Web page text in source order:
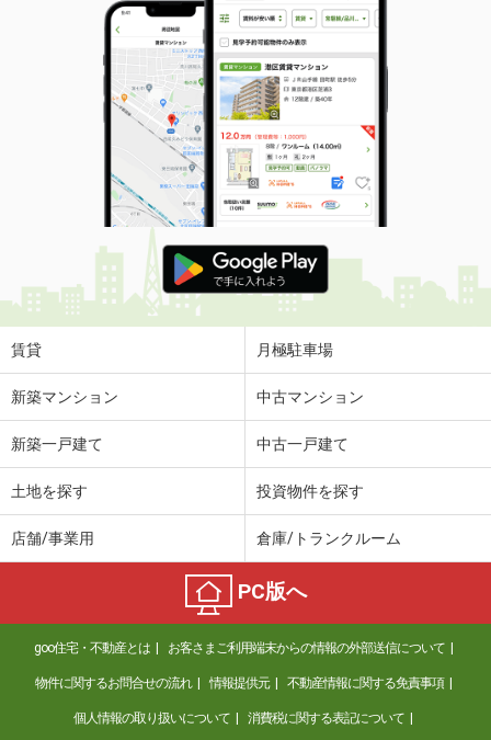
賃貸 月極駐車場
新築マンション 中古マンション
新築一戸建て 中古一戸建て
土地を探す 投資物件を探す
店舗/事業用 倉庫/トランクルーム
PC版へ
goo住宅・不動産とは お客さまご利用端末からの情報の外部送信について
物件に関するお問合せの流れ 情報提供元 不動産情報に関する免責事項
個人情報の取り扱いについて 消費税に関する表記について